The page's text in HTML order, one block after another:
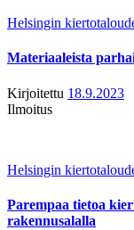
Helsingin
Materiaaleista
Kirjoitettu 18.9.2023
Ilmoitus
Helsingin
Parempaa tietoa
rakennusalalla